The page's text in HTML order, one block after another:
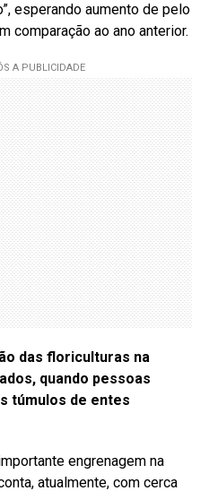
esperando aumento de pelo
comparação ao ano anterior.
das floriculturas na
quando pessoas
túmulos de entes
engrenagem na
atualmente, com cerca